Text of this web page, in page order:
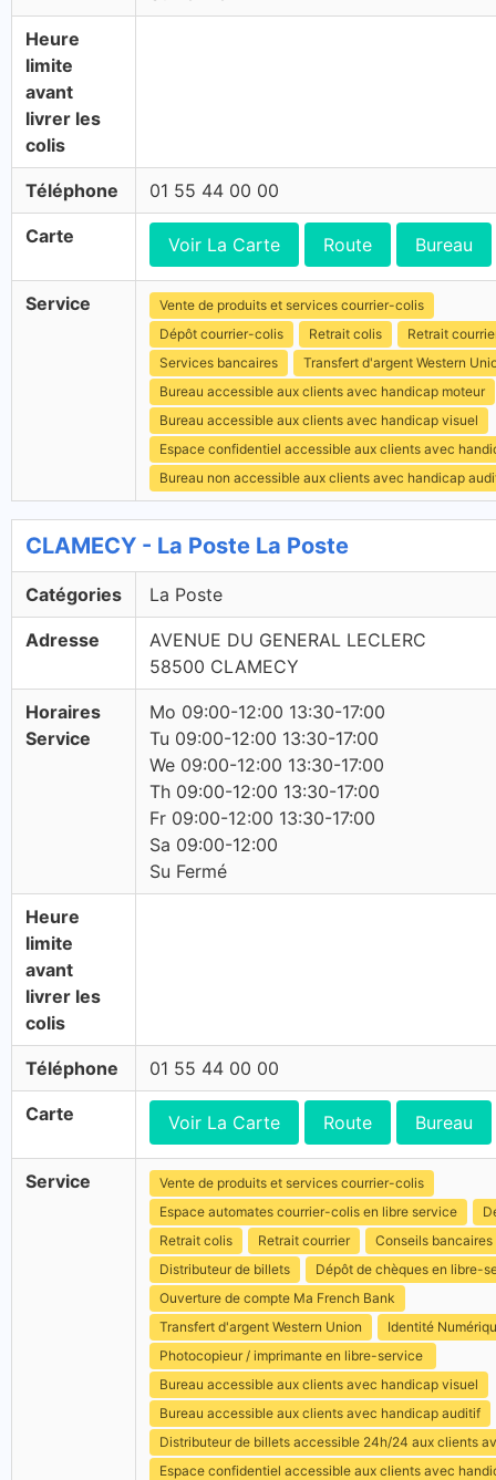
Heure
limite
avant
livrer les
colis
Téléphone 01 55 44 00 00
Carte Voir La Carte Route Bureau
Service
Vente de produits et services courrier-colis
Dépôt courrier-colis
Retrait colis
Retrait
Services bancaires
Transfert d'argent Western
Bureau accessible aux clients avec handicap moteur
Bureau accessible aux clients avec handicap visuel
Espace confidentiel accessible aux clients avec
Bureau non accessible aux clients avec handicap
CLAMECY - La Poste La Poste
Catégories La Poste
Adresse
AVENUE DU GENERAL LECLERC
58500 CLAMECY
Horaires
Service
Mo 09:00-12:00 13:30-17:00
Tu 09:00-12:00 13:30-17:00
We 09:00-12:00 13:30-17:00
Th 09:00-12:00 13:30-17:00
Fr 09:00-12:00 13:30-17:00
Sa 09:00-12:00
Su Fermé
Heure
limite
avant
livrer les
colis
Téléphone 01 55 44 00 00
Carte Voir La Carte Route Bureau
Service
Vente de produits et services courrier-colis
Espace automates courrier-colis en libre service
Retrait colis
Retrait courrier
Conseils bancaires
Distributeur de billets
Dépôt de chèques en libre-
Ouverture de compte Ma French Bank
Transfert d'argent Western Union
Identité
Photocopieur / imprimante en libre-service
Bureau accessible aux clients avec handicap visuel
Bureau accessible aux clients avec handicap auditif
Distributeur de billets accessible 24h/24 aux clients
Espace confidentiel accessible aux clients avec